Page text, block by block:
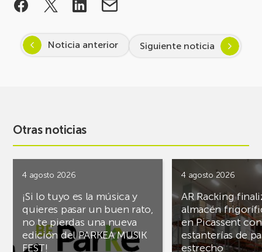
Noticia anterior Siguiente noticia
Otras noticias
4 agosto 2026
¡Si lo tuyo es la música y
quieres pasar un buen rato,
no te pierdas una nueva
edición del PARKEA MUSIK
FEST!
4 agosto 2026
AR Racking
almacén
en Picassent con
estanterías de
estrecho